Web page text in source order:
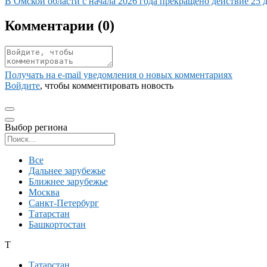
Комментарии (0)
Получать на e‑mail уведомления о новых комментариях
Войдите, чтобы комментировать новость
Выбор региона
Все
Дальнее зарубежье
Ближнее зарубежье
Москва
Санкт-Петербург
Татарстан
Башкортостан
Т